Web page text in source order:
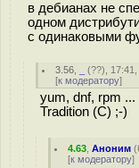
в дебианах не
одном
с одинаковыми
3.56 (??),
[к модератору]
yum, dnf, rpm ...
Tradition (C) ;-)
4.63 ,Аноним (
[к модератору]